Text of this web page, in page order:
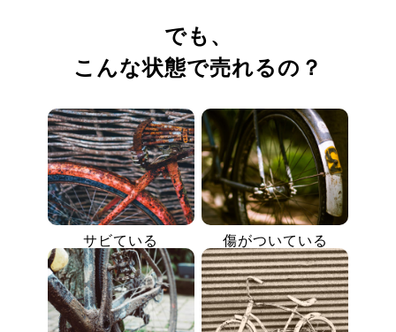
でも、
こんな状態で売れるの？
サビている 傷がついている